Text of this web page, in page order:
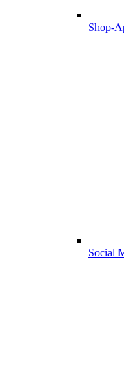
Shop-
Social